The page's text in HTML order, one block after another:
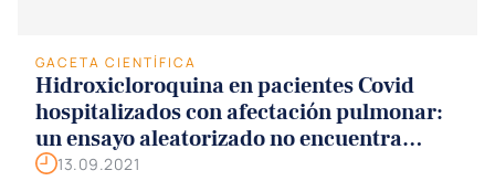
GACETA CIENTÍFICA
Hidroxicloroquina en pacientes Covid
hospitalizados con afectación pulmonar:
un ensayo aleatorizado no encuentra
beneficio con su uso
13.09.2021